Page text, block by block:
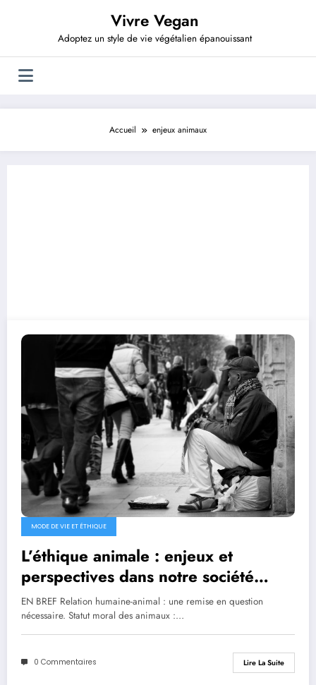
Vivre Vegan
Adoptez un style de vie végétalien épanouissant
Accueil enjeux animaux
MODE DE VIE ET ÉTHIQUE
L’éthique animale : enjeux et
perspectives dans notre société
moderne
EN BREF Relation humaine-animal : une remise en question
nécessaire. Statut moral des animaux :…
0 Commentaires Lire La Suite